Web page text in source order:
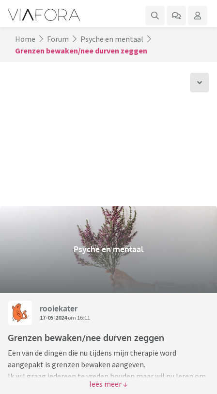
Home Forum
Psyche en mentaal
Grenzen bewaken/nee durven zeggen
Psyche en mentaal
rooiekater
17-05-2024om 16:11
Grenzen bewaken/nee durven zeggen
Een van de dingen die nu tijdens mijn therapie word
aangepakt is grenzen bewaken aangeven.
Ik wil graag iedereen te vreden houden maar wil nu leren om